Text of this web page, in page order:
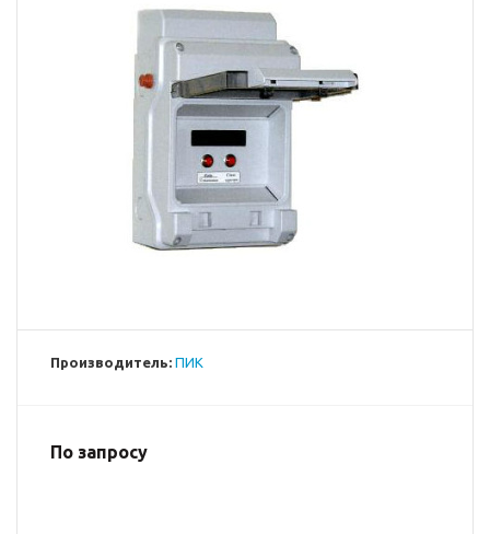
Производитель: ПИК
По запросу